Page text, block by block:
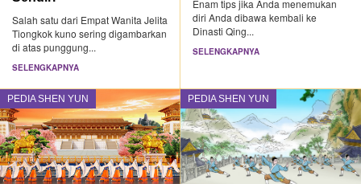
Salah satu dari Empat Wanita Jelita
Tiongkok kuno sering digambarkan
di atas punggung...
SELENGKAPNYA
Enam tips jika Anda menemukan
diri Anda dibawa kembali ke
Dinasti Qing...
SELENGKAPNYA
PEDIA SHEN YUN PEDIA SHEN YUN